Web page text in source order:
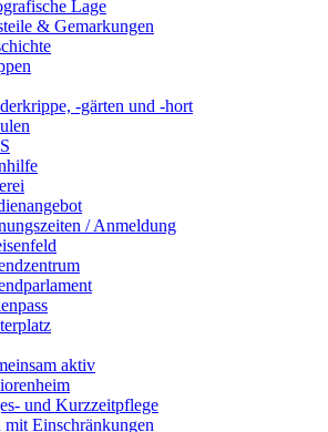
Lage
& Gemarkungen
-gärten und -hort
/ Anmeldung
aktiv
und Kurzzeitpflege
mit Einschränkungen